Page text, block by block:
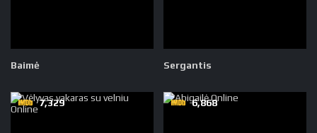
Baimė Sergantis
7,329 6,868